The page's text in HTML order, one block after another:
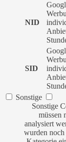
NID
SID
Sonstige
Sonstige
müssen
analysiert
wurden